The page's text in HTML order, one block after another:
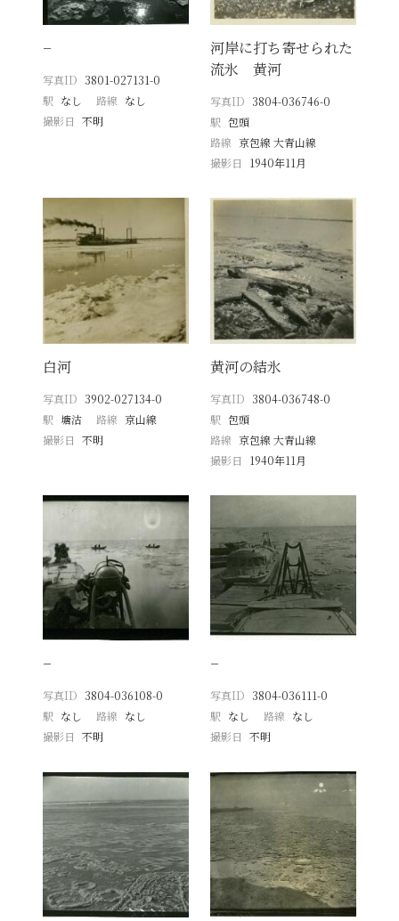
−
写真ID 3801-027131-0
駅 なし 路線 なし
撮影日
不明
河岸に打ち寄せられた
流氷 黄河
写真ID 3804-036746-0
駅 包頭
路線 京包線 大青山線
撮影日
1940年11月
白河
写真ID 3902-027134-0
駅 塘沽 路線 京山線
撮影日
不明
黄河の結氷
写真ID 3804-036748-0
駅 包頭
路線 京包線 大青山線
撮影日
1940年11月
−
写真ID 3804-036108-0
駅 なし 路線 なし
撮影日
不明
−
写真ID 3804-036111-0
駅 なし 路線 なし
撮影日 不明